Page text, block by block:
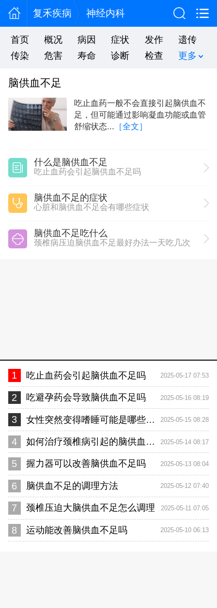
复禾疾病 神经内科
首页 概况 病因 症状 发作
遗传
传染
危害 寿命 诊断 检查 更多
脑供血不足
吃止血药一般不会直接引起脑供血不
足，但可能通过影响凝血功能或血管
舒缩状态... ［全文］
什么是脑供血不足
吃止血药会引起脑供血不足吗
脑供血不足的症状
心脏和脑供血不足会有哪些症状
脑供血不足吃什么
颈椎病压迫脑供血不足最好办法一天吃几次
1 吃止血药会引起脑供血不足吗 2025-05-17 07:53
2 吃避孕药会导致脑供血不足吗 2025-05-16 08:19
3 女性突然变得嗜睡可能是哪些原因脑供血不足 2025-05-15 08:28
4 如何治疗颈椎病引起的脑供血不足 2025-05-14 08:17
5 握力器可以改善脑供血不足吗 2025-05-13 08:04
6 脑供血不足的调理方法 2025-05-12 07:40
7 颈椎压迫大脑供血不足怎么调理 2025-05-11 07:05
8 运动能改善脑供血不足吗 2025-05-10 06:13